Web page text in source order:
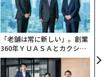
「老舗は常に新しい」。創業
360年ＹＵＡＳＡとカクシン
CEO田尻望が語る、AIを超え
る人の価値